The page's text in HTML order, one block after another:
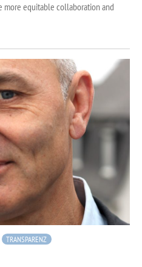
equitable collaboration and
TRANSPARENZ